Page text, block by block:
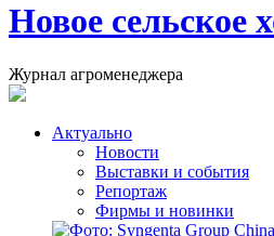
Новое сельское
Журнал агроменеджера
Актуально
Новости
Выставки и события
Репортаж
Фирмы и новинки